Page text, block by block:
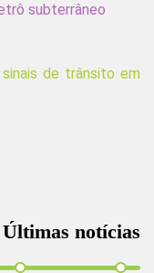
subterrâneo
de trânsito em
Últimas notícias